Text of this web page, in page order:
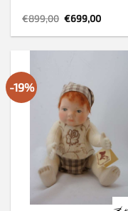
€899,00 Oorspronkelijke
prijs
was:
€699,00Huidige
is:
-19%